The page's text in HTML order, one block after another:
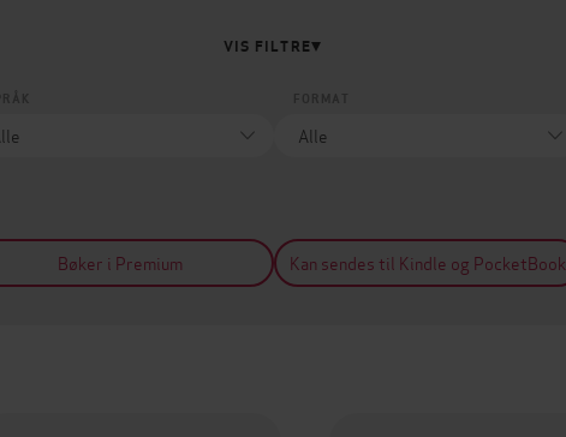
VIS FILTRE
Bøker i Premium Kan sendes til Kindle og PocketBook